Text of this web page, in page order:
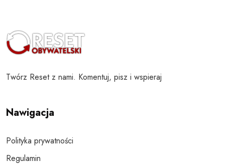
Twórz Reset z nami. Komentuj, pisz i wspieraj
Nawigacja
Polityka prywatności
Regulamin